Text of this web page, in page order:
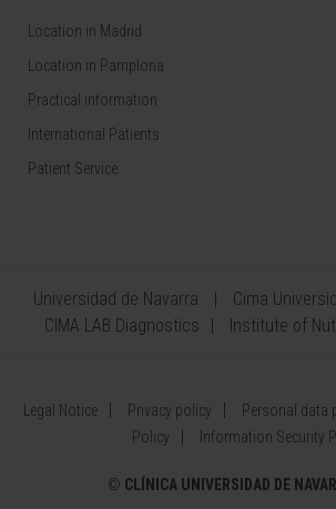
Location in Madrid
Location in Pamplona
Practical information
International Patients
Patient Service
Universidad de Navarra
Cima
CIMA LAB Diagnostics
Institute of
Legal Notice Privacy policy Personal data
Policy
Information Security
© CLÍNICA UNIVERSIDAD DE